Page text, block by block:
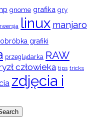
gnome grafika gry
linux manjaro
obróbka grafiki
przeglądarka RAW
człowieka tips tricks
zdjęcia i